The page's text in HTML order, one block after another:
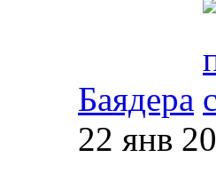
Баядера
22 янв